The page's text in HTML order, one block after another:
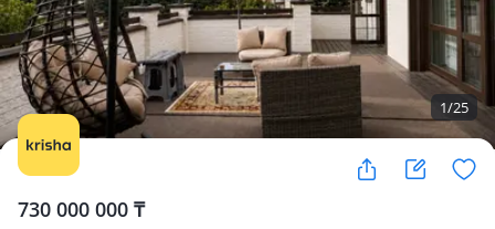
1/25
730 000 000 ₸